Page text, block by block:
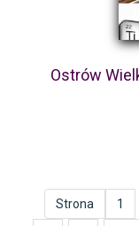
Ostrów
Strona 1